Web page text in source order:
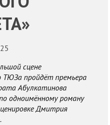
сцене
ТЮЗа пройдёт премьера
Абулкатинова
одноимённому роману
Дмитрия